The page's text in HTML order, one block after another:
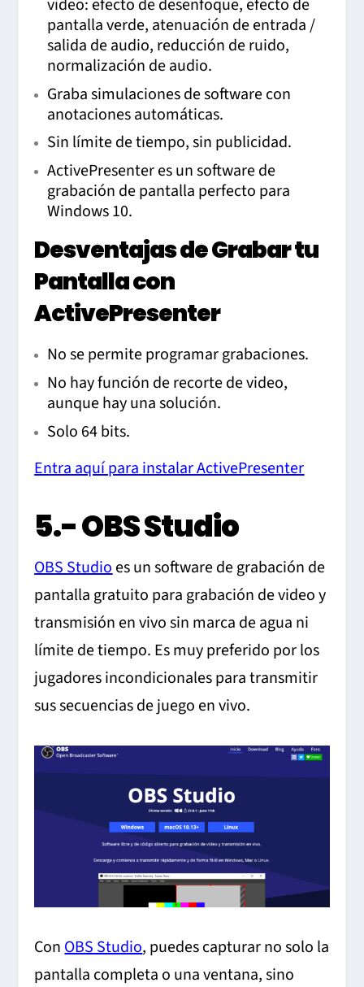
video: efecto de desenfoque, efecto de
pantalla verde, atenuación de entrada /
salida de audio, reducción de ruido,
normalización de audio.
Graba simulaciones de software con
anotaciones automáticas.
Sin límite de tiempo, sin publicidad.
ActivePresenter es un software de
grabación de pantalla perfecto para
Windows 10.
Desventajas de Grabar tu
Pantalla con
ActivePresenter
No se permite programar grabaciones.
No hay función de recorte de video,
aunque hay una solución.
Solo 64 bits.
Entra aquí para instalar ActivePresenter
5.- OBS Studio
OBS Studio es un software de grabación de
pantalla gratuito para grabación de video y
transmisión en vivo sin marca de agua ni
límite de tiempo. Es muy preferido por los
jugadores incondicionales para transmitir
sus secuencias de juego en vivo.
ConOBS Studio, puedes capturar no solo la
pantalla completa o una ventana, sino